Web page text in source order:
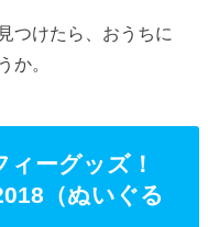
つけたら、おうちに
か。
ーグッズ！
（ぬいぐる